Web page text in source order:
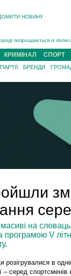
НОВИНУ
попрощаються із
5 серпня
загибель
з рф поліг військовий з
внаслідок ДТП за
районного ТЦК на
КРИМІНАЛ СПОРТ
ПАРТІЇ БРЕНДИ
на
V
розігрувалися в
– серед